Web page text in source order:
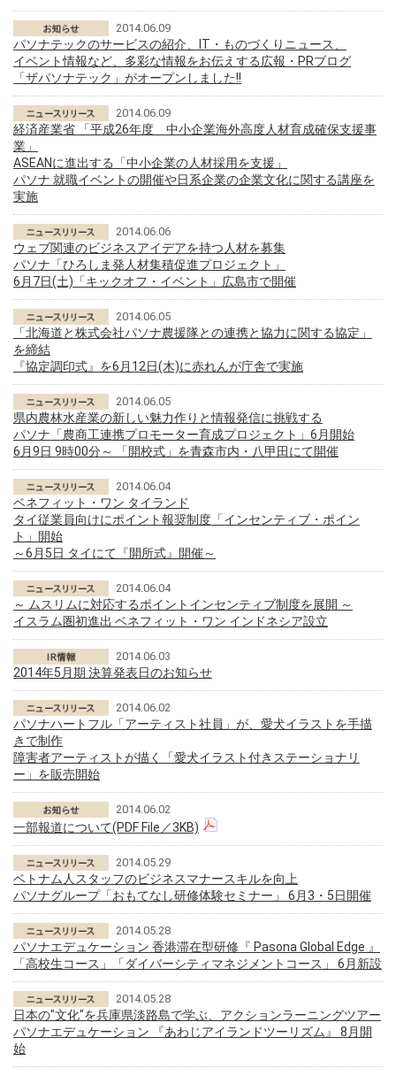
2014.06.09
パソナテックのサービスの紹介、IT・ものづくりニュース、
イベント情報など、多彩な情報をお伝えする広報・PRブログ
「ザパソナテック」がオープンしました!!
2014.06.09
経済産業省 「平成26年度 中小企業海外高度人材育成確保支援事
業」
ASEANに進出する「中小企業の人材採用を支援」
パソナ 就職イベントの開催や日系企業の企業文化に関する講座を
実施
2014.06.06
ウェブ関連のビジネスアイデアを持つ人材を募集
パソナ「ひろしま発人材集積促進プロジェクト」
6月7日(土)「キックオフ・イベント」広島市で開催
2014.06.05
「北海道と株式会社パソナ農援隊との連携と協力に関する協定」
を締結
『協定調印式』を6月12日(木)に赤れんが庁舎で実施
2014.06.05
県内農林水産業の新しい魅力作りと情報発信に挑戦する
パソナ「農商工連携プロモーター育成プロジェクト」6月開始
6月9日 9時00分～ 「開校式」を青森市内・八甲田にて開催
2014.06.04
ベネフィット・ワン タイランド
タイ従業員向けにポイント報奨制度「インセンティブ・ポイン
ト」開始
～6月5日 タイにて『開所式』開催～
2014.06.04
～ ムスリムに対応するポイントインセンティブ制度を展開 ～
イスラム圏初進出 ベネフィット・ワン インドネシア設立
2014.06.03
2014年5月期 決算発表日のお知らせ
2014.06.02
パソナハートフル「アーティスト社員」が、愛犬イラストを手描
きで制作
障害者アーティストが描く「愛犬イラスト付きステーショナリ
ー」を販売開始
2014.06.02
一部報道について(PDF File／3KB)
2014.05.29
ベトナム人スタッフのビジネスマナースキルを向上
パソナグループ「おもてなし研修体験セミナー」 6月3・5日開催
2014.05.28
パソナエデュケーション 香港滞在型研修『 Pasona Global Edge 』
「高校生コース」「ダイバーシティマネジメントコース」 6月新設
2014.05.28
日本の"文化"を兵庫県淡路島で学ぶ、アクションラーニングツアー
パソナエデュケーション 『あわじアイランドツーリズム』 8月開
始